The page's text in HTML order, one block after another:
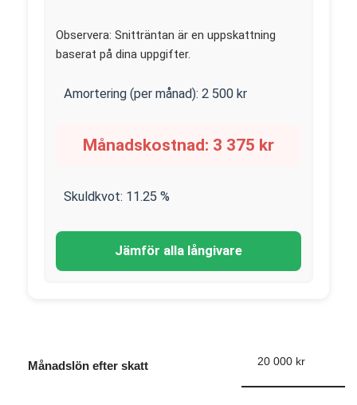
Observera: Snitträntan är en uppskattning
baserat på dina uppgifter.
Amortering (per månad): 2 500 kr
Månadskostnad: 3 375 kr
Skuldkvot: 11.25 %
Jämför alla långivare
Månadslön efter skatt 20 000 kr